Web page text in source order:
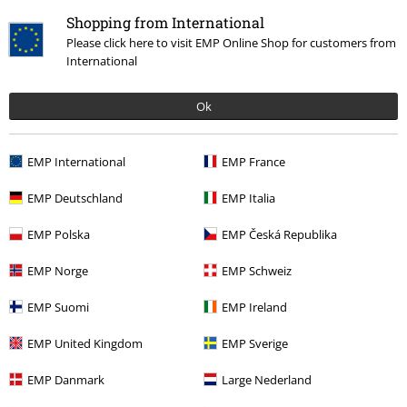
Shopping from International
Please click here to visit EMP Online Shop for customers from
International
Ok
EMP International EMP France
EMP Deutschland EMP Italia
EMP Polska EMP Česká Republika
EMP Norge EMP Schweiz
EMP Suomi EMP Ireland
EMP United Kingdom EMP Sverige
EMP Danmark Large Nederland
More categories. More options.